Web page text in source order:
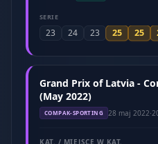
SERIE
23 24 23 25 25
Grand Prix of Latvia -
(May 2022)
COMPAK-SPORTING 28 maj 2022·
KAT. / MIEJSCE W KAT.